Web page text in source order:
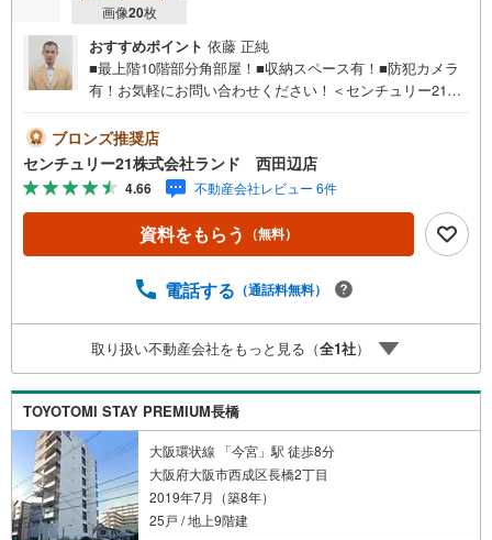
画像20枚
おすすめポイント 依藤 正純
■最上階10階部分角部屋！■収納スペース有！■防犯カメラ
有！お気軽にお問い合わせください！＜センチュリー21ラ
は・・・ お客様のニーズに寄り添い、大切なお住まいの
ご購入に最後まで伴走いたします！●リフォームのご相談も
承っております。●購入・売却・ローンのご相談・・・なん
でもお気軽にご相談くださいませ！〇大阪メトロ御堂筋線
「西田辺」駅より徒歩1分！〇営業時間:10:00～20:00（火
曜日・水曜日定休日※祝日は営業）事前にご連絡いただけま
ります！
ブロンズ推奨店
センチュリー21株式会社ランド 西田辺店
4.66 不動産会社レビュー 6件
資料をもらう （無料）
電話する （通話料無料）
取り扱い不動産会社をもっと見る（全1社）
TOYOTOMI STAY PREMIUM長橋
大阪環状線 「今宮」駅 徒歩8分
大阪府大阪市西成区長橋2丁目
2019年7月（築8年）
25戸 / 地上9階建